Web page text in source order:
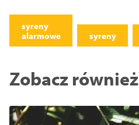
syreny
alarmowe
syreny
Zobacz również